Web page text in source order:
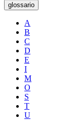
glossario
A
B
C
D
E
I
M
O
S
T
U